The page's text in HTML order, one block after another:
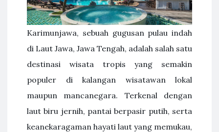
Karimunjawa, sebuah gugusan pulau indah
di Laut Jawa, Jawa Tengah, adalah salah satu
destinasi wisata tropis yang semakin
populer di kalangan wisatawan lokal
maupun mancanegara. Terkenal dengan
laut biru jernih, pantai berpasir putih, serta
keanekaragaman hayati laut yang memukau,